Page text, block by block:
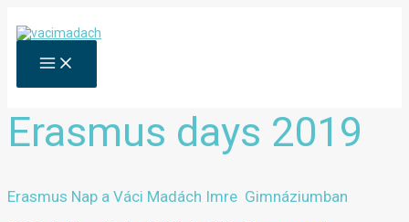
to
content
MAIN
MENU
Erasmus days 2019
Erasmus Nap a Váci Madách Imre Gimnáziumban